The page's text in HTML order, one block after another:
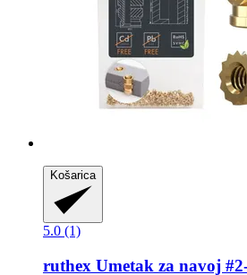
Košarica
5.0 (1)
ruthex Umetak za navoj